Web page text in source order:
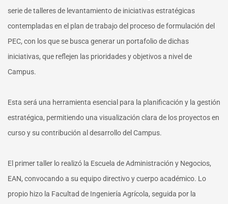
serie de talleres de levantamiento de iniciativas estratégicas
contempladas en el plan de trabajo del proceso de formulación del
PEC, con los que se busca generar un portafolio de dichas
iniciativas, que reflejen las prioridades y objetivos a nivel de
Campus.
Esta será una herramienta esencial para la planificación y la gestión
estratégica, permitiendo una visualización clara de los proyectos en
curso y su contribución al desarrollo del Campus.
El primer taller lo realizó la Escuela de Administración y Negocios,
EAN, convocando a su equipo directivo y cuerpo académico. Lo
propio hizo la Facultad de Ingeniería Agrícola, seguida por la